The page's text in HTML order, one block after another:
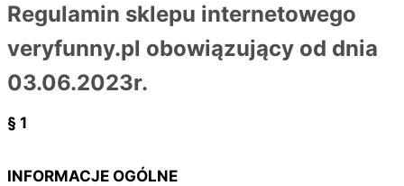
Regulamin sklepu internetowego
veryfunny.pl obowiązujący od dnia
03.06.2023r.
§ 1
INFORMACJE OGÓLNE